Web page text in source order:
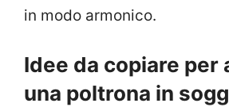
in modo armonico.
Idee da copiare per
una poltrona in